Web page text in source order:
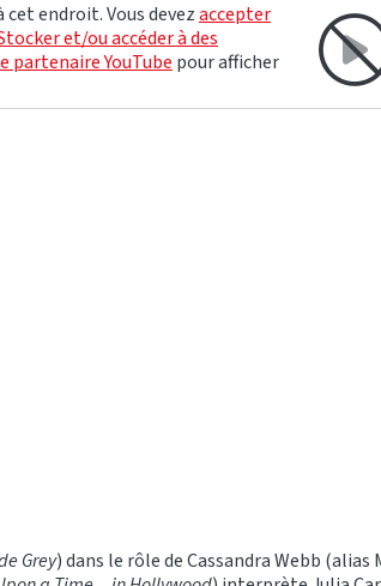
cet endroit. Vous devezaccepter
et/ou accéder à des
partenaire YouTube pour afficher
Grey) dans le rôle de Cassandra Webb (alias